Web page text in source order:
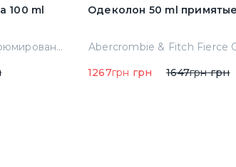
100 ml
A.banderas The Icon Парфюмированная вода 100 ml Тестер
Одеколон 50 ml
1267грн грн 1647грнгрн